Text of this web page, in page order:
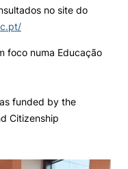
no site do
foco numa Educação
funded by the
Citizenship